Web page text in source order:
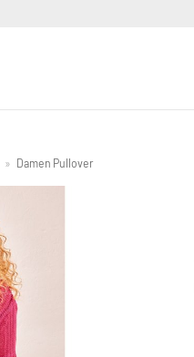
» Damen Pullover